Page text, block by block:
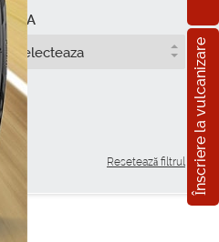
Înscriere la vulcanizare
ACEA
Selecteaza
Resetează filtrul